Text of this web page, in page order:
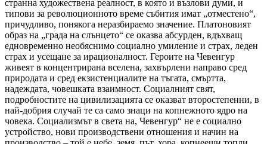
странна художествена реалност, в която и възлови думи, и
типови за революционното време събития имат „отместено“,
причудливо, понякога неразбираемо значение. Платоновият
образ на „града на слънцето“ се оказва абсурден, вдъхващ
едновременно необяснимо социално умиление и страх, леден
страх и усещане за ирационалност. Героите на Чевенгур
живеят в концентрирана вселена, захвърлени направо сред
природата и сред екзистенциалите на тъгата, смъртта,
надеждата, човешката взаимност. Социалният свят,
подробностите на цивилизацията се оказват второстепенни, в
най-добрия случай те са само знаци на копнежното ядро на
човека. Социализмът в света на, Чевенгур“ не е социално
устройство, нови производствени отношения и начин на